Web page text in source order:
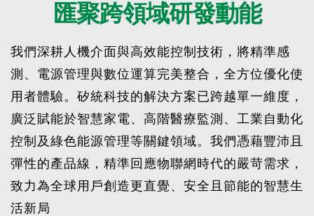
匯聚跨領域研發動能
我們深耕人機介面與高效能控制技術，將精準感
測、電源管理與數位運算完美整合，全方位優化使
用者體驗。矽統科技的解決方案已跨越單一維度，
廣泛賦能於智慧家電、高階醫療監測、工業自動化
控制及綠色能源管理等關鍵領域。我們憑藉豐沛且
彈性的產品線，精準回應物聯網時代的嚴苛需求，
致力為全球用戶創造更直覺、安全且節能的智慧生
活新局